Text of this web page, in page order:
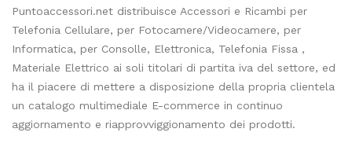
Puntoaccessori.net distribuisce Accessori e Ricambi per
Telefonia Cellulare, per Fotocamere/Videocamere, per
Informatica, per Consolle, Elettronica, Telefonia Fissa ,
Materiale Elettrico ai soli titolari di partita iva del settore, ed
ha il piacere di mettere a disposizione della propria clientela
un catalogo multimediale E-commerce in continuo
aggiornamento e riapprovviggionamento dei prodotti.